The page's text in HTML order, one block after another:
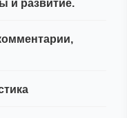
и развитие.